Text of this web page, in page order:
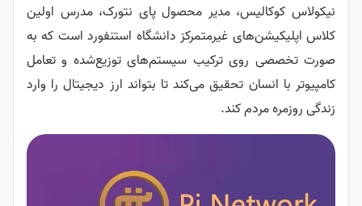
نیکولاس کوکالیس، مدیر محصول پای نتورک، مدرس اولین
کلاس اپلیکیشن‌های غیرمتمرکز دانشگاه استنفورد است که به
صورت تخصصی روی ترکیب سیستم‌های توزیع‌شده و تعامل
کامپیوتر با انسان تحقیق می‌کند تا بتواند ارز دیجیتال را وارد
زندگی روزمره مردم کند.